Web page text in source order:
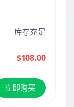
库存充足
$108.00
立即购买